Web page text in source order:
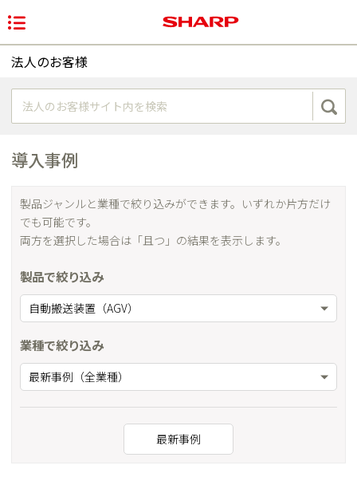
法人のお客様
導入事例
製品ジャンルと業種で絞り込みができます。いずれか片方だけ
でも可能です。
両方を選択した場合は「且つ」の結果を表示します。
製品で絞り込み
自動搬送装置（AGV）
業種で絞り込み
最新事例（全業種）
最新事例